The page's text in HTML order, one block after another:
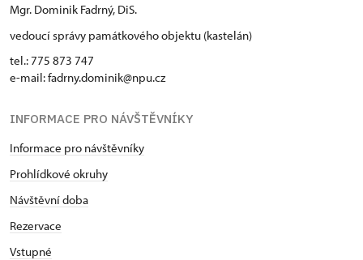
Mgr. Dominik Fadrný, DiS.
vedoucí správy památkového objektu (kastelán)
tel.: 775 873 747
e-mail: fadrny.dominik@npu.cz
INFORMACE PRO NÁVŠTĚVNÍKY
Informace pro návštěvníky
Prohlídkové okruhy
Návštěvní doba
Rezervace
Vstupné